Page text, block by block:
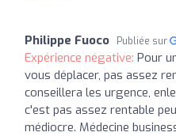
Philippe Fuoco Publiée sur
Expérience négative: Pour
vous déplacer, pas assez
conseillera les urgence,
c'est pas assez rentable
médiocre. Médecine